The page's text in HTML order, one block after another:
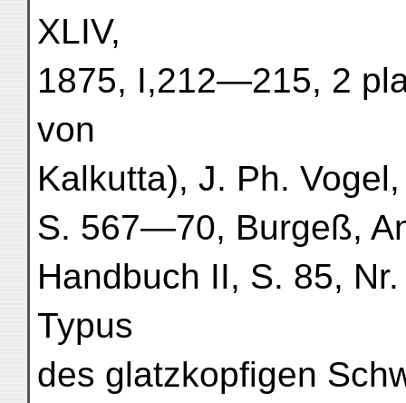
XLIV,
1875, I,212—215, 2
von
Kalkutta), J. Ph.
S. 567—70, Burgeß,
Handbuch II, S. 85,
Typus
des glatzkopfigen